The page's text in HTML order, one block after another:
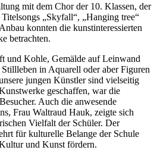
mit dem Chor der 10. Klassen, der
„Skyfall“, „Hanging tree“
konnten die kunstinteressierten
betrachten.
und Kohle, Gemälde auf Leinwand
in Aquarell oder aber Figuren
jungen Künstler sind vielseitig
geschaffen, war die
Auch die anwesende
Frau Waltraud Hauk, zeigte sich
Vielfalt der Schüler. Der
für kulturelle Belange der Schule
und Kunst fördern.